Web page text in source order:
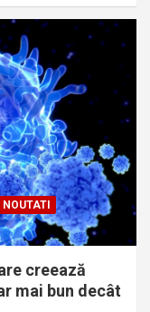
NOUTATI
creează
mai bun decât